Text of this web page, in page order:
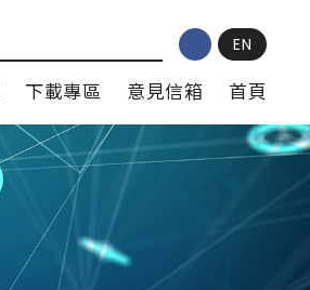
EN
下載專區 意見信箱 首頁